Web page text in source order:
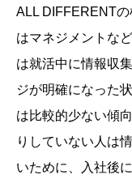
ALL DIFFERENT
はマネジメントな
は就活中に情報収
ジが明確になった
は比較的少ない傾
りしていない人は
いために、入社後